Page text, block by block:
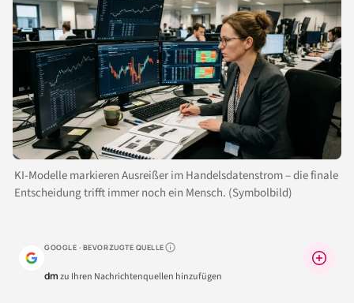
KI-Modelle markieren Ausreißer im Handelsdatenstrom – die finale
Entscheidung trifft immer noch ein Mensch. (Symbolbild)
GOOGLE · BEVORZUGTE QUELLEWarum lohnt sich das?
dmzu Ihren Nachrichtenquellen hinzufügen